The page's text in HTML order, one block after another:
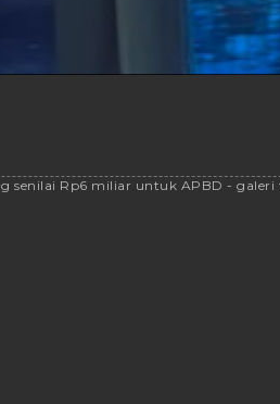
senilai Rp6 miliar untuk APBD - galeri